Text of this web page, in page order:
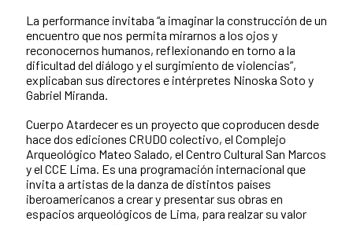
La performance invitaba “a imaginar la construcción de un
encuentro que nos permita mirarnos a los ojos y
reconocernos humanos, reflexionando en torno a la
dificultad del diálogo y el surgimiento de violencias”,
explicaban sus directores e intérpretes Ninoska Soto y
Gabriel Miranda.
Cuerpo Atardecer es un proyecto que coproducen desde
hace dos ediciones CRUDO colectivo, el Complejo
Arqueológico Mateo Salado, el Centro Cultural San Marcos
y el CCE Lima. Es una programación internacional que
invita a artistas de la danza de distintos países
iberoamericanos a crear y presentar sus obras en
espacios arqueológicos de Lima, para realzar su valor